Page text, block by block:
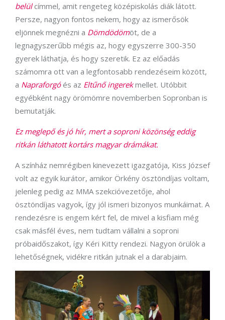
belülcímmel, amit rengeteg középiskolás diák látott.
Persze, nagyon fontos nekem, hogy az ismerősök
eljönnek megnézni a Dömdödömöt, de a
legnagyszerűbb mégis az, hogy egyszerre 300-350
gyerek láthatja, és hogy szeretik. Ez az előadás
számomra ott van a legfontosabb rendezéseim között,
a Napraforgóés az Eltűnő ingerekmellet. Utóbbit
egyébként nagy örömömre novemberben Sopronban is
bemutatják.
Ez meglepő és jó hír, mert a soproni közönség eddig
ritkán láthatott kortárs magyar drámákat.
A színház nemrégiben kinevezett igazgatója, Kiss József
volt az egyik kurátor, amikor Örkény ösztöndíjas voltam,
jelenleg pedig az MMA szekcióvezetője, ahol
ösztöndíjas vagyok, így jól ismeri bizonyos munkáimat. A
rendezésre is engem kért fel, de mivel a kisfiam még
csak másfél éves, nem tudtam vállalni a soproni
próbaidőszakot, így Kéri Kitty rendezi. Nagyon örülök a
lehetőségnek, vidékre ritkán jutnak el a darabjaim.